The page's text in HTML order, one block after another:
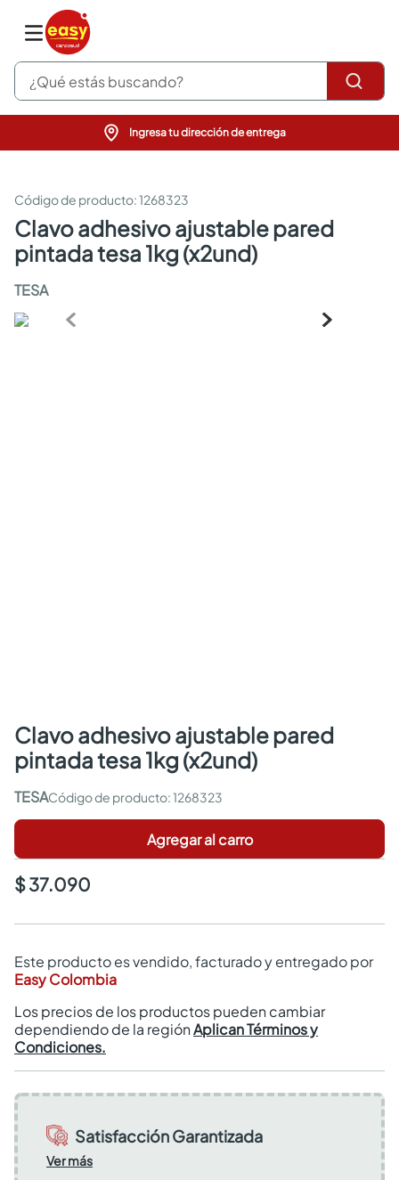
¿Qué estás buscando?
Ingresa tu dirección de entrega
:1268323
clavo adhesivo ajustable pared
pintada tesa 1kg (x2und)
TESA
clavo adhesivo ajustable pared
pintada tesa 1kg (x2und)
TESA :1268323
Agregar al carro
$ 37.090
Este producto es vendido, facturado y entregado por
Easy Colombia
Los precios de los productos pueden cambiar
dependiendo de la regiónAplican Términos y
Condiciones.
Satisfacción Garantizada
Ver más
pinturas
sanitarios
comedor
escritorio
armarios closet
comedores